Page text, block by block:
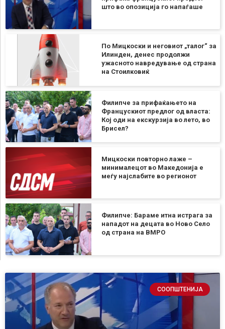
што во опозиција го напаѓаше
По Мицкоски и неговиот „талог“ за
Илинден, денес продолжи
ужасното навредување од страна
на Стоилковиќ
Филипче за прифаќањето на
Францускиот предлог од власта:
Кој оди на екскурзија во лето, во
Брисел?
Мицкоски повторно лаже –
минималецот во Македонија е
меѓу најслабите во регионот
Филипче: Бараме итна истрага за
нападот на децата во Ново Село
од страна на ВМРО
СООПШТЕНИЈА